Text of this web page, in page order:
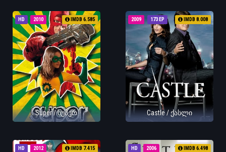
HD 2010 IMDB 6.585
Super / სუპერ
173 EP
2009 IMDB 8.008
Castle / ქასლი
HD 2012 IMDB 7.415 HD 2006 IMDB 6.498